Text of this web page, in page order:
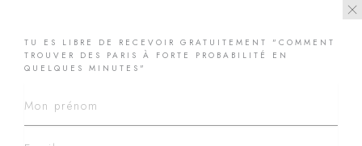
TU ES LIBRE DE RECEVOIR GRATUITEMENT "COMMENT
TROUVER DES PARIS À FORTE PROBABILITÉ EN
QUELQUES MINUTES"